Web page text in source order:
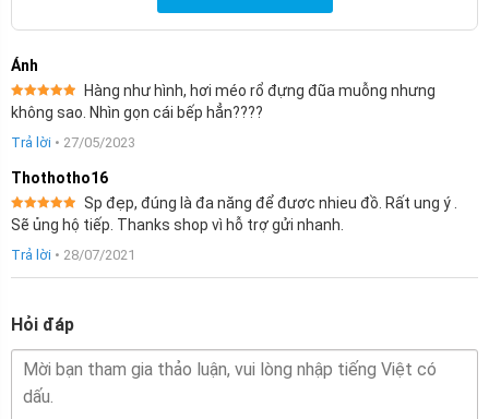
Ánh
Được xếp
hạng 55
Hàng như hình, hơi méo rổ đựng đũa muỗng nhưng
không sao. Nhìn gọn cái bếp hẳn????
Trả lời • 27/05/2023
Thothotho16
Được xếp
hạng5 5
Sp đẹp, đúng là đa năng để đươc nhieu đồ. Rất ung ý .
Sẽ ủng hộ tiếp. Thanks shop vì hỗ trợ gửi nhanh.
Trả lời • 28/07/2021
Hỏi đáp